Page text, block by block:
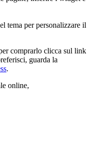
tema per personalizzare il
comprarlo clicca sul link
guarda la
.
online,